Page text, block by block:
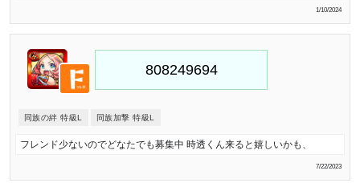
1/10/2024
同族の絆 特級L 同族加撃 特級L
フレンド少ないのでどなたでも募集中 時透くん来ると嬉しいかも、
7/22/2023